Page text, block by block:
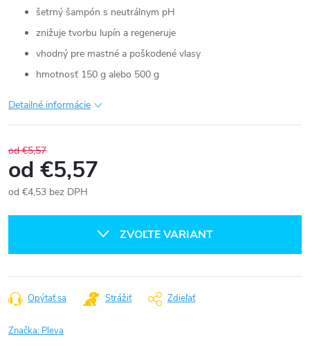
šetrný šampón s neutrálnym pH
znižuje tvorbu lupín a regeneruje
vhodný pre mastné a poškodené vlasy
hmotnosť 150 g alebo 500 g
Detailné informácie
od €5,57
od €5,57
od €4,53 bez DPH
ZVOĽTE VARIANT
Opýtať sa Strážiť Zdieľať
Značka: Pleva